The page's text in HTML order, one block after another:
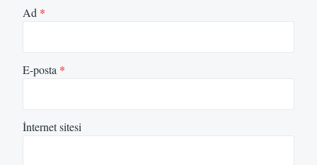
Ad *
E-posta *
İnternet sitesi